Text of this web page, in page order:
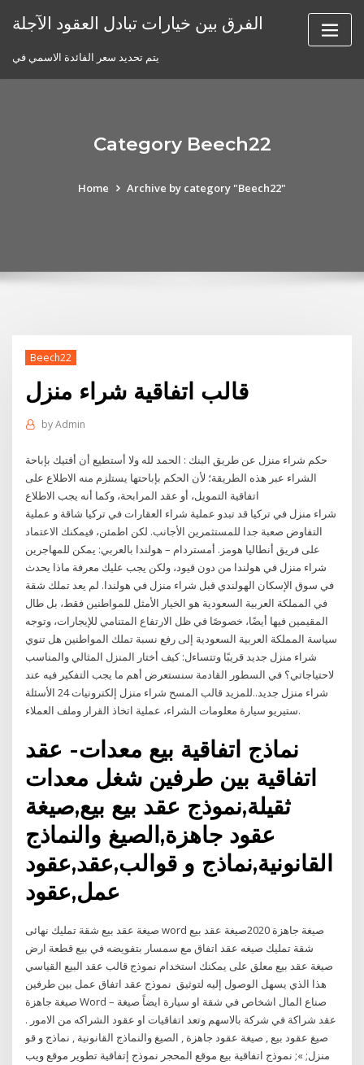
الفرق بين خيارات تبادل العقود الآجلة
يتم تحديد سعر الفائدة الاسمي في
Category Beech22
Home Archive by category "Beech22"
Beech22
قالب اتفاقية شراء منزل
byAdmin
حكم شراء منزل عن طريق البنك : الحمد لله ولا أستطيع أن أفتيك بإباحة
الشراء عبر هذه الطريقة؛ لأن الحكم بإباحتها يستلزم منه الاطلاع على
اتفاقية التمويل، أو عقد المرابحة، وكما أنه يجب الاطلاع
شراء منزل في تركيا قد تبدو عملية شراء العقارات في تركيا شاقة و عملية
التفاوض صعبة جدا للمستثمرين الأجانب. لكن اطمئن، فيمكنك الاعتماد
على فريق أنطاليا هومز. أمستردام – هولندا بالعربي: يمكن للمهاجرين
شراء منزل في هولندا من دون قيود، ولكن يجب عليك معرفة ماذا يحدث
في سوق الإسكان الهولندي قبل شراء منزل في هولندا. لم يعد تملك شقة
في المملكة العربية السعودية هو الخيار الأمثل للمواطنين فقط، بل طال
المقيمين فيها أيضًا، خصوصًا في ظل الارتفاع المتنامي للإيجارات، وتوجه
سياسة المملكة العربية السعودية إلى رفع نسبة تملك المواطنين هل تنوي
شراء منزل جديد قريبًا وتتساءل: كيف أختار المنزل المثالي والمناسب
لاحتياجاتي؟ في السطور القادمة سنستعرض أهم ما يجب التفكير فيه عند
شراء منزل جديد..للمزيد قالب المسح شراء منزل إلكترونيات 24 الأسئلة
ستيريو سيارة معلومات الشراء، عملية اتخاذ القرار وملف العملاء.
نماذج اتفاقية بيع معدات- عقد
اتفاقية بين طرفين شغل معدات
ثقيلة,نموذج عقد بيع بيع,صيغة
عقود جاهزة,الصيغ والنماذج
القانونية,نماذج و قوالب,عقد,عقود
صيغة عقد بيع شقة تمليك نهائى word صيغة جاهزة 2020صيغة عقد بيع
شقة تمليك صيغه عقد اتفاق مع سمسار بتفويضه في بيع قطعة ارض
صيغة عقد بيع معلق على يمكنك استخدام نموذج قالب عقد البيع القياسي
هذا الذي يسهل الوصول إليه لتوثيق نموذج عقد اتفاق عمل بين طرفين
صيغة جاهزة Word – صناع المال اشخاص في شقة او سيارة ايضاً صيغة
عقد شراكة في شركة بالاسهم وتعد اتفاقيات او عقود الشراكه من الامور .
صيغ عقود بيع , صيغة عقود جاهزة , الصيغ والنماذج القانونية , نماذج و قو
منزل; »; نموذج اتفاقية بيع موقع المحجر نموذج إتفاقية تطوير موقع ويب